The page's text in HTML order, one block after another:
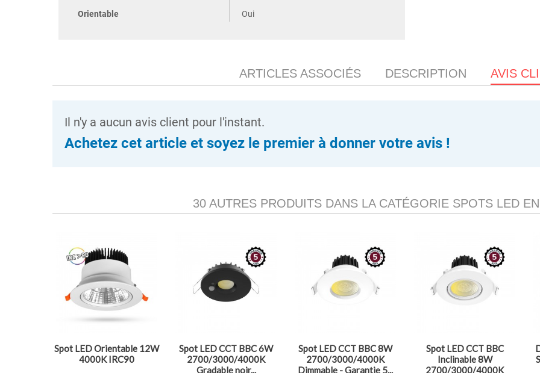
Orientable Oui
ARTICLES ASSOCIÉS DESCRIPTION AVIS
Il n'y a aucun avis client pour l'instant.
Achetez cet article et soyez le premier à donner votre avis !
30 AUTRES PRODUITS DANS LA CATÉGORIE SPOTS LED
Spot LED Orientable 12W
4000K IRC90
Spot LED CCT BBC 6W
2700/3000/4000K
Gradable noir...
Spot LED CCT BBC 8W
2700/3000/4000K
Dimmable - Garantie 5...
Spot LED CCT BBC
Inclinable 8W
2700/3000/4000K